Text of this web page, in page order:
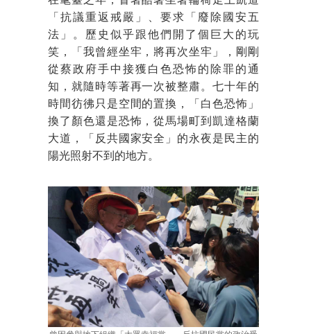
「抗議重返戒嚴」、要求「廢除國安五
法」。歷史似乎跟他們開了個巨大的玩
笑，「我曾經坐牢，將再次坐牢」，剛剛
從蔡政府手中接獲白色恐怖的除罪的通
知，就隨時等著再一次被整肅。七十年的
時間彷彿只是空間的置換，「白色恐怖」
換了顏色還是恐怖，從馬場町到凱達格蘭
大道，「反共國家安全」的永夜是民主的
陽光照射不到的地方。